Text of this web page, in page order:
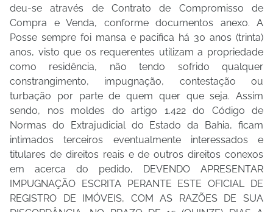
deu-se através de Contrato de Compromisso de
Compra e Venda, conforme documentos anexo. A
Posse sempre foi mansa e pacifica há 30 anos (trinta)
anos, visto que os requerentes utilizam a propriedade
como residência, não tendo sofrido qualquer
constrangimento, impugnação, contestação ou
turbação por parte de quem quer que seja. Assim
sendo, nos moldes do artigo 1.422 do Código de
Normas do Extrajudicial do Estado da Bahia, ficam
intimados terceiros eventualmente interessados e
titulares de direitos reais e de outros direitos conexos
em acerca do pedido, DEVENDO APRESENTAR
IMPUGNAÇÃO ESCRITA PERANTE ESTE OFICIAL DE
REGISTRO DE IMÓVEIS, COM AS RAZÕES DE SUA